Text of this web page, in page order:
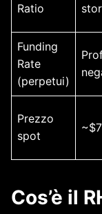
Ratio
Funding
Rate
(perpetui)
Prezzo
spot
Cos’è il